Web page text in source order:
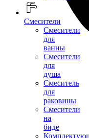
Смесители
Смесители
для
ванны
Смесители
для
душа
Смеситель
для
раковины
Смесители
на
биде